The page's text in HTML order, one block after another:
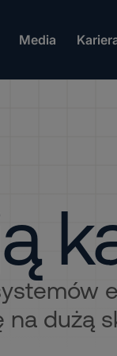
Media
dużą